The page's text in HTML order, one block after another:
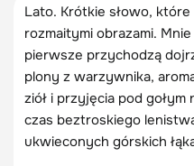
Lato. Krótkie słowo,
rozmaitymi obrazami.
pierwsze przychodzą
plony z warzywnika,
ziół i przyjęcia pod
czas beztroskiego
ukwieconych górskich